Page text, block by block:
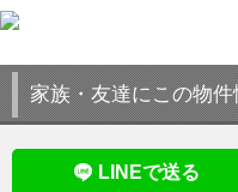
家族・友達にこの物
LINEで送る